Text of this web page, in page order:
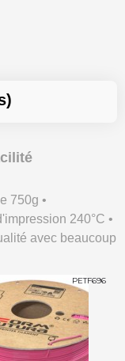
750g •
240°C •
avec beaucoup
PETF696